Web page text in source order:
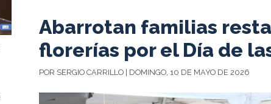
Abarrotan familias
florerías por el Día de
POR SERGIO CARRILLO | DOMINGO, 10 DE MAYO DE 2026